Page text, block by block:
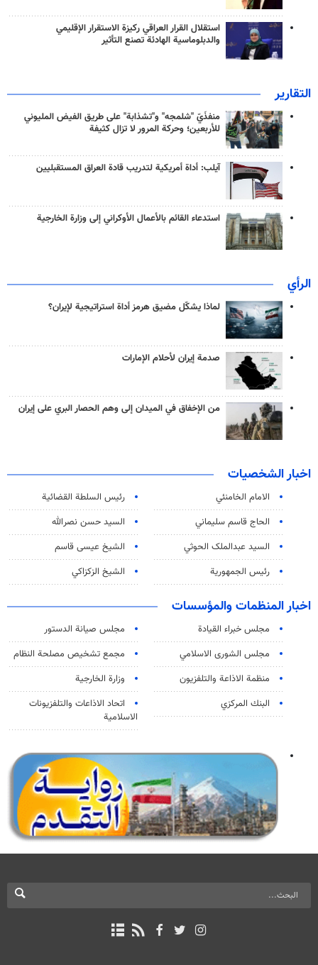
استقلال القرار العراقي ركيزة الاستقرار الإقليمي
والدبلوماسية الهادئة تصنع التأثير
التقارير
منفذَيّ "شلمجه" و"تشذابة" على طريق الفيض المليوني
للأربعين؛ وحركة المرور لا تزال كثيفة
آيلب: أداة أمريكية لتدريب قادة العراق المستقبليين
استدعاء القائم بالأعمال الأوكراني إلى وزارة الخارجية
الرأي
لماذا يشكّل مضيق هرمز أداة استراتيجية لإيران؟
صدمة إيران لأحلام الإمارات
من الإخفاق في الميدان إلى وهم الحصار البري على إيران
اخبار الشخصيات
الامام الخامنئي
رئیس السلطة القضائیة
الحاج قاسم سليماني
السيد حسن نصرالله
السید عبدالملک الحوثي
الشيخ عيسى قاسم
رئيس الجمهورية
الشيخ الزكزاكي
اخبار المنظمات والمؤسسات
مجلس خبراء القيادة
مجلس صيانة الدستور
مجلس الشورى الاسلامي
مجمع تشخيص مصلحة النظام
منظمة الاذاعة والتلفزیون
وزارة الخارجية
البنك المركزي
اتحاد الاذاعات والتلفزيونات
الاسلامية